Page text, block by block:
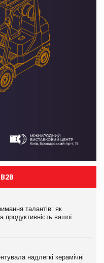
талантів: як
продуктивність вашої
надлегкі керамічні